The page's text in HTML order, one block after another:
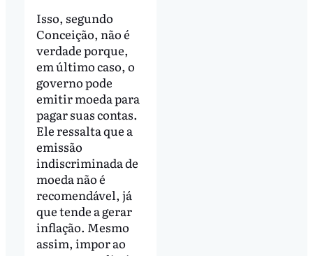
Isso, segundo
Conceição, não é
verdade porque,
em último caso, o
governo pode
emitir moeda para
pagar suas contas.
Ele ressalta que a
emissão
indiscriminada de
moeda não é
recomendável, já
que tende a gerar
inflação. Mesmo
assim, impor ao